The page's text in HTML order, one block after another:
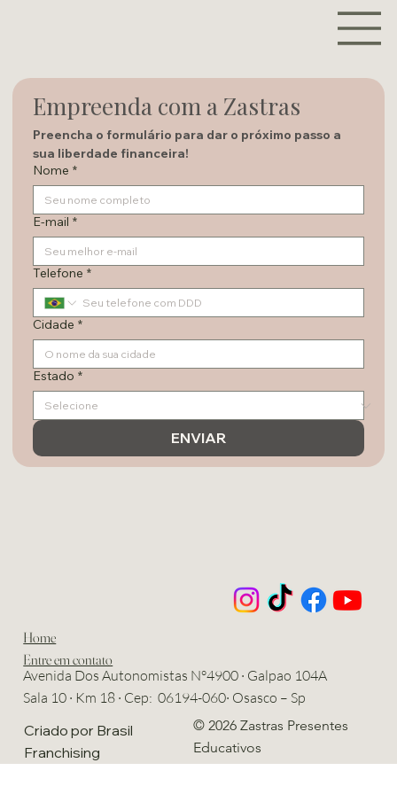
Empreenda com a Zastras
Preencha o formulário para dar o próximo passo a
sua liberdade financeira!
Nome *
E-mail *
Telefone *
Cidade *
Estado *
ENVIAR
Home
Entre em contato
Avenida Dos Autonomistas N°4900 · Galpao 104A
Sala 10 · Km 18 · Cep: 06194-060· Osasco – Sp
Criado por Brasil
Franchising
© 2026 Zastras Presentes
Educativos